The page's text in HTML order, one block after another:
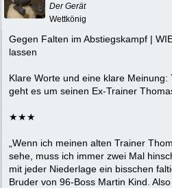
Der Gerät
Wettkönig
Gegen Falten im Abstiegskampf |
lassen
Klare Worte und eine klare
geht es um seinen Ex-Trainer
★★★
„Wenn ich meinen alten Trainer
sehe, muss ich immer zwei Mal
mit jeder Niederlage ein bisschen
Bruder von 96-Boss Martin Kind. Also